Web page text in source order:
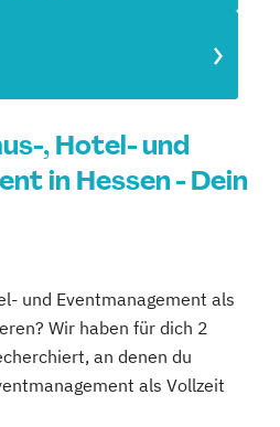
, Hotel- und
in Hessen - Dein
und Eventmanagement als
Wir haben für dich 2
an denen du
als Vollzeit